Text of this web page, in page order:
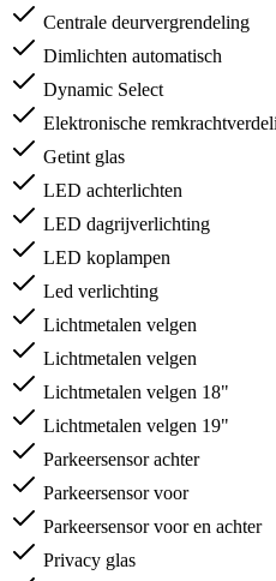
Centrale deurvergrendeling
Dimlichten automatisch
Dynamic Select
Elektronische
Getint glas
LED achterlichten
LED dagrijverlichting
LED koplampen
Led verlichting
Lichtmetalen velgen
Lichtmetalen velgen
Lichtmetalen velgen 18"
Lichtmetalen velgen 19"
Parkeersensor achter
Parkeersensor voor
Parkeersensor voor en achter
Privacy glas